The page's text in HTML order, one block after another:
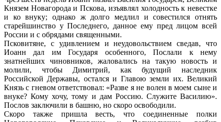
Князем Новагорода и Пскова, изъявлял холодность к невестке
и ко внуку; однако ж долго медлил и совестился отнять
старейшинство у Последнего, данное ему пред лицом всей
России и с обрядами священными.
Псковитяне, с удивлением и неудовольствием сведав, что
Иоанн дал им Государя особенного, Послали к нему
знатнейших чиновников, жаловались на такую новость и
молили, чтобы Димитрий, как будущий наследник
Российской Державы, остался и Главою земли их. Великий
Князь с гневом ответствовал: «Разве я не волен в моем сыне и
внуке? Кому хочу, тому и дам Россию. Служите Василию».
Послов заключили в башню, но скоро освободили.
Скоро также пришла весть, что соединенные полки